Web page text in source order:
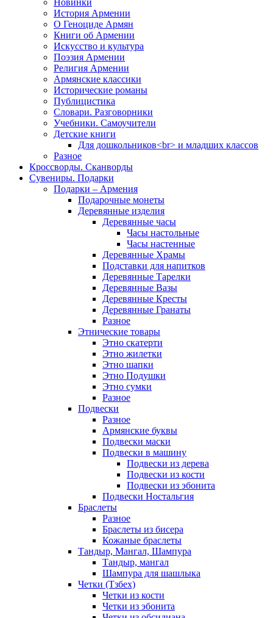
Новинки
История Армении
О Геноциде Армян
Книги об Армении
Иcкусство и культура
Поэзия Армении
Религия Армении
Армянские классики
Исторические романы
Публицистика
Словари. Разговорники
Учебники. Самоучители
Детские книги
Для дошкольников<br> и младших классов
Разное
Кроссворды. Сканворды
Сувениры. Подарки
Подарки – Армения
Подарочные монеты
Деревянные изделия
Деревянные часы
Часы настольные
Часы настенные
Деревянные Храмы
Подставки для напитков
Деревянные Тарелки
Деревянные Вазы
Деревянные Кресты
Деревянные Гранаты
Разное
Этнические товары
Этно скатерти
Этно жилетки
Этно шапки
Этно Подушки
Этно сумки
Разное
Подвески
Разное
Армянские буквы
Подвески маски
Подвески в машину
Подвески из дерева
Подвески из кости
Подвески из эбонита
Подвески Ностальгия
Браслеты
Разное
Браслеты из бисера
Кожаные браслеты
Тандыр, Мангал, Шампура
Тандыр, мангал
Шампура для шашлыка
Четки (Тзбех)
Четки из кости
Четки из эбонита